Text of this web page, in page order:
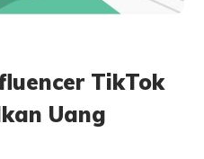
TikTok
Uang